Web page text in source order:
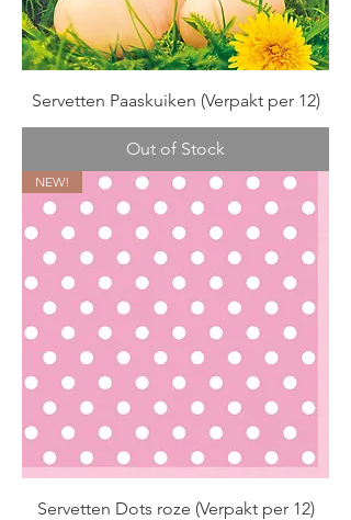
Servetten Paaskuiken (Verpakt per 12)
Out of Stock
NEW!
Servetten Dots roze (Verpakt per 12)